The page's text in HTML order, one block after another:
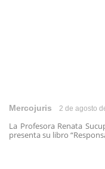
Mercojuris 2 de agosto
La Profesora Renata
presenta su libro